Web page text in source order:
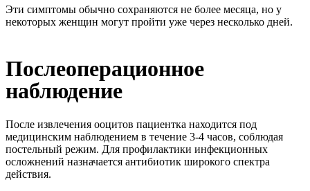
Эти симптомы обычно сохраняются не более месяца, но у
некоторых женщин могут пройти уже через несколько дней.
Послеоперационное
наблюдение
После извлечения ооцитов пациентка находится под
медицинским наблюдением в течение 3-4 часов, соблюдая
постельный режим. Для профилактики инфекционных
осложнений назначается антибиотик широкого спектра
действия.